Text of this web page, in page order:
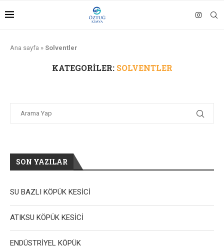
Ana sayfa » Solventler
KATEGORILER: SOLVENTLER
SON YAZILAR
SU BAZLI KÖPÜK KESİCİ
ATIKSU KÖPÜK KESİCİ
ENDÜSTRİYEL KÖPÜK